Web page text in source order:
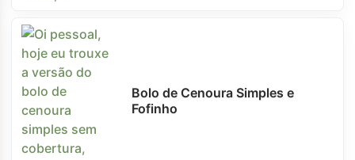
Bolo de Cenoura Simples e
Fofinho